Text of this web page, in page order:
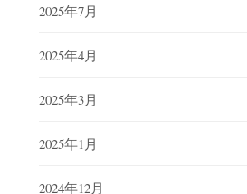
2025年7月
2025年4月
2025年3月
2025年1月
2024年12月